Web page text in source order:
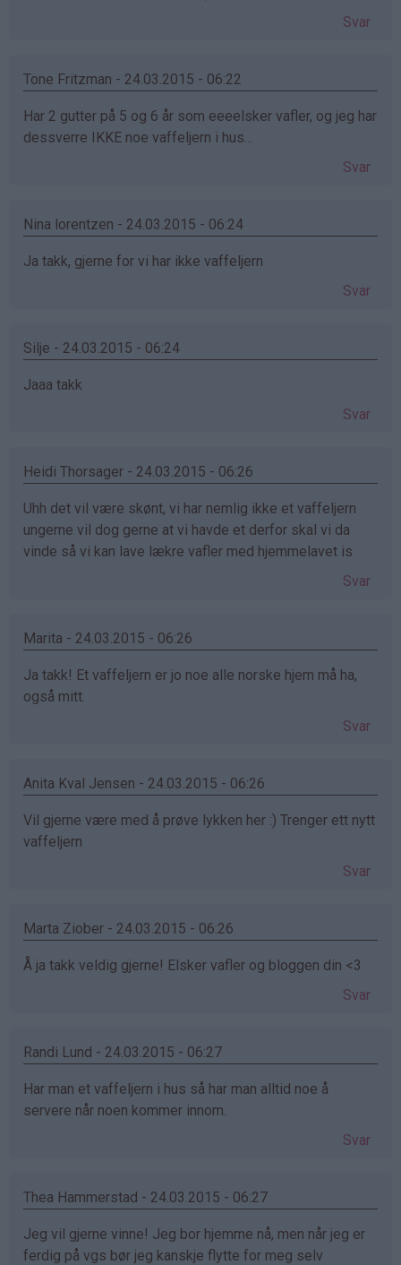
Svar
Tone Fritzman - 24.03.2015 - 06:22
Har 2 gutter på 5 og 6 år som eeeelsker vafler, og jeg har
dessverre IKKE noe vaffeljern i hus...
Svar
Nina lorentzen - 24.03.2015 - 06:24
Ja takk, gjerne for vi har ikke vaffeljern
Svar
Silje - 24.03.2015 - 06:24
Jaaa takk
Svar
Heidi Thorsager - 24.03.2015 - 06:26
Uhh det vil være skønt, vi har nemlig ikke et vaffeljern
ungerne vil dog gerne at vi havde et derfor skal vi da
vinde så vi kan lave lækre vafler med hjemmelavet is
Svar
Marita - 24.03.2015 - 06:26
Ja takk! Et vaffeljern er jo noe alle norske hjem må ha,
også mitt.
Svar
Anita Kval Jensen - 24.03.2015 - 06:26
Vil gjerne være med å prøve lykken her :) Trenger ett nytt
vaffeljern
Svar
Marta Ziober - 24.03.2015 - 06:26
Å ja takk veldig gjerne! Elsker vafler og bloggen din <3
Svar
Randi Lund - 24.03.2015 - 06:27
Har man et vaffeljern i hus så har man alltid noe å
servere når noen kommer innom.
Svar
Thea Hammerstad - 24.03.2015 - 06:27
Jeg vil gjerne vinne! Jeg bor hjemme nå, men når jeg er
ferdig på vgs bør jeg kanskje flytte for meg selv